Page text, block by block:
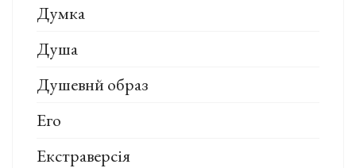
Думка
Душа
Душевнй образ
Его
Екстраверсія